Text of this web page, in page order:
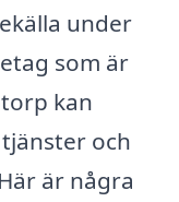
under
som är
kan
och
är några